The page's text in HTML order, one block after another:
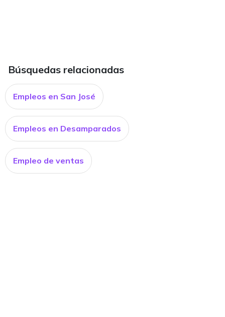
Búsquedas relacionadas
Empleos en San José
Empleos en Desamparados
Empleo de ventas